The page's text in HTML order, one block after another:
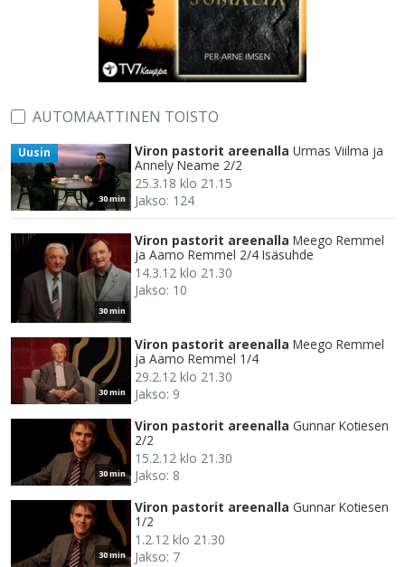
AUTOMAATTINEN TOISTO
30 min
Uusin Viron pastorit areenalla Urmas Viilma ja
Annely Neame 2/2
25.3.18 klo 21.15
Jakso: 124
30 min
Viron pastorit areenalla Meego Remmel
ja Aamo Remmel 2/4 Isäsuhde
14.3.12 klo 21.30
Jakso: 10
30 min
Viron pastorit areenalla Meego Remmel
ja Aamo Remmel 1/4
29.2.12 klo 21.30
Jakso: 9
30 min
Viron pastorit areenalla Gunnar Kotiesen
2/2
15.2.12 klo 21.30
Jakso: 8
30 min
Viron pastorit areenalla Gunnar Kotiesen
1/2
1.2.12 klo 21.30
Jakso: 7